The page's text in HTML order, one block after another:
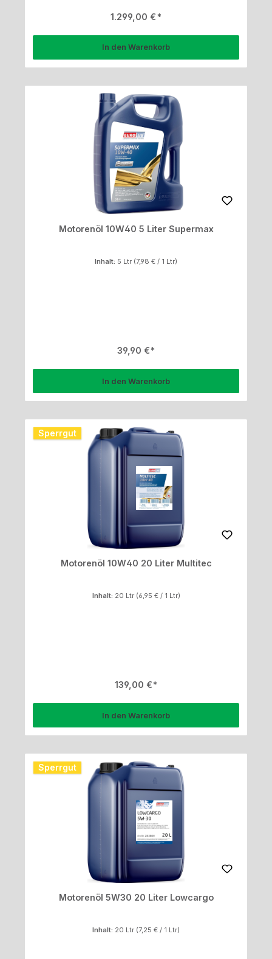
Regulärer Preis:
1.299,00 €
In den Warenkorb
Motorenöl 10W40 5 Liter Supermax
Inhalt: 5 Ltr (7,98 € / 1 Ltr)
Regulärer Preis:
39,90 €
In den Warenkorb
Sperrgut
Motorenöl 10W40 20 Liter Multitec
Inhalt: 20 Ltr (6,95 € / 1 Ltr)
Regulärer Preis:
139,00 €
In den Warenkorb
Sperrgut
Motorenöl 5W30 20 Liter Lowcargo
Inhalt: 20 Ltr (7,25 € / 1 Ltr)